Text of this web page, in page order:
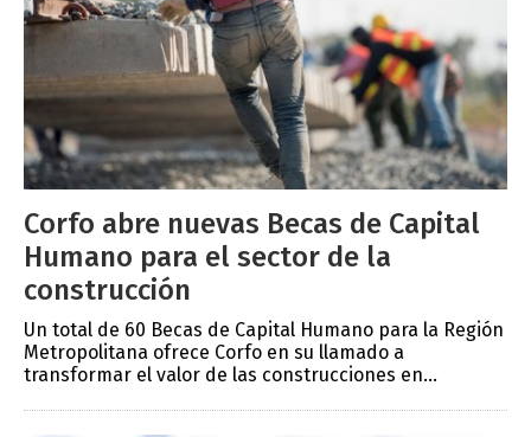
Corfo abre nuevas Becas de Capital
Humano para el sector de la
construcción
Un total de 60 Becas de Capital Humano para la Región
Metropolitana ofrece Corfo en su llamado a
transformar el valor de las construcciones en...